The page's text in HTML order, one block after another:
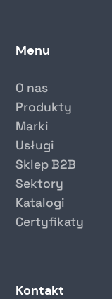
Menu
O nas
Produkty
Marki
Usługi
Sklep B2B
Sektory
Katalogi
Certyfikaty
Kontakt